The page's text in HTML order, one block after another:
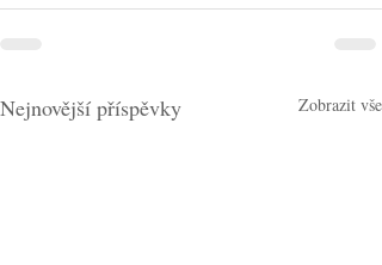
Nejnovější příspěvky Zobrazit vše